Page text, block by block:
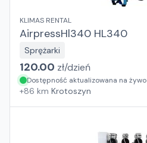
KLIMAS RENTAL
AirpressHl340 HL340
Sprężarki
120.00 zł/dzień
Dostępność aktualizowana na żywo
+86 km Krotoszyn